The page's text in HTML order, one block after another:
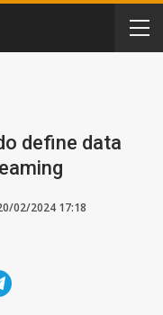
define data
02/2024 17:18